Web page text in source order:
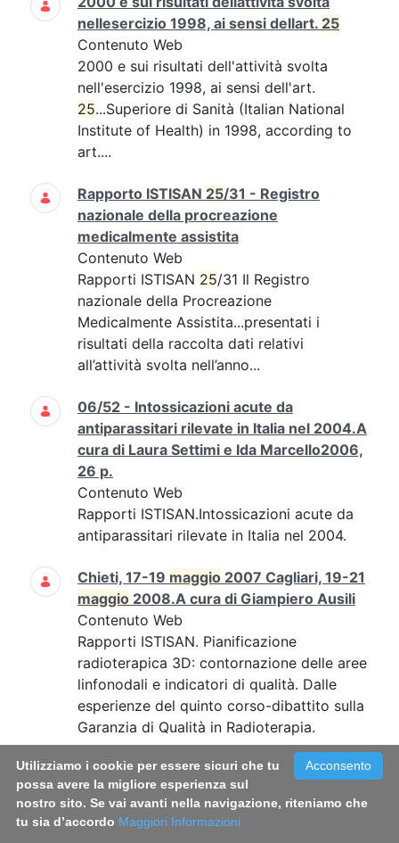
nellesercizio 1998, ai sensi dellart. 25
Contenuto Web
2000 e sui risultati dell'attività svolta
nell'esercizio 1998, ai sensi dell'art.
25...Superiore di Sanità (Italian National
Institute of Health) in 1998, according to
art....
Rapporto ISTISAN 25/31 - Registro
nazionale della procreazione
medicalmente assistita
Contenuto Web
Rapporti ISTISAN 25/31 Il Registro
nazionale della Procreazione
Medicalmente Assistita...presentati i
risultati della raccolta dati relativi
all’attività svolta nell’anno...
06/52 - Intossicazioni acute da
antiparassitari rilevate in Italia nel 2004.A
cura di Laura Settimi e Ida Marcello2006,
26 p.
Contenuto Web
Rapporti ISTISAN.Intossicazioni acute da
antiparassitari rilevate in Italia nel 2004.
Chieti, 17-19 maggio 2007 Cagliari, 19-21
maggio 2008.A cura di Giampiero Ausili
Contenuto Web
Rapporti ISTISAN. Pianificazione
radioterapica 3D: contornazione delle aree
linfonodali e indicatori di qualità. Dalle
esperienze del quinto corso-dibattito sulla
Garanzia di Qualità in Radioterapia.
Rapporto ISTISAN 21/14 - Italian Blood
System 2020: activity data,
haemovigilance and epidemiological
surveillance. Liviana Catalano, Vanessa
Acconsento
Utilizziamo i cookie per essere sicuri che tu
possa avere la migliore esperienza sul
nostro sito. Se vai avanti nella navigazione, riteniamo che
tu sia d’accordo Maggiori Informazioni